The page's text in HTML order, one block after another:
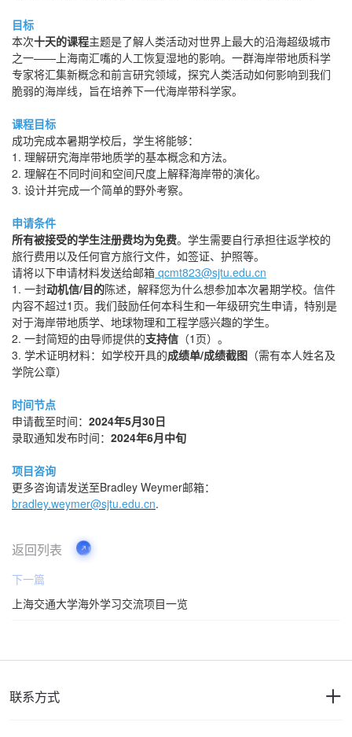
目标
本次十天的课程主题是了解人类活动对世界上最大的沿海超级城市
之一——上海南汇嘴的人工恢复湿地的影响。一群海岸带地质科学
专家将汇集新概念和前言研究领域，探究人类活动如何影响到我们
脆弱的海岸线，旨在培养下一代海岸带科学家。
课程目标
成功完成本暑期学校后，学生将能够：
1. 理解研究海岸带地质学的基本概念和方法。
2. 理解在不同时间和空间尺度上解释海岸带的演化。
3. 设计并完成一个简单的野外考察。
申请条件
所有被接受的学生注册费均为免费。学生需要自行承担往返学校的
旅行费用以及任何官方旅行文件，如签证、护照等。
请将以下申请材料发送给邮箱 qcmt823@sjtu.edu.cn
1. 一封动机信/目的陈述，解释您为什么想参加本次暑期学校。信件
内容不超过1页。我们鼓励任何本科生和一年级研究生申请，特别是
对于海岸带地质学、地球物理和工程学感兴趣的学生。
2. 一封简短的由导师提供的支持信 （1页）。
3. 学术证明材料：如学校开具的成绩单/成绩截图 （需有本人姓名及
学院公章）
时间节点
申请截至时间： 2024年5月30日
录取通知发布时间： 2024年6月中旬
项目咨询
更多咨询请发送至Bradley Weymer邮箱：
bradley.weymer@sjtu.edu.cn.
返回列表
下一篇
上海交通大学海外学习交流项目一览
联系方式